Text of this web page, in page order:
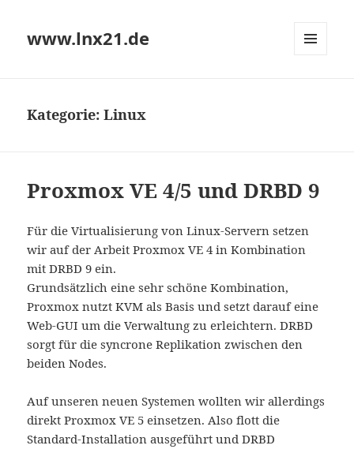
www.lnx21.de
Kategorie:Linux
Proxmox VE 4/5 und DRBD 9
Für die Virtualisierung von Linux-Servern setzen
wir auf der Arbeit Proxmox VE 4 in Kombination
mit DRBD 9 ein.
Grundsätzlich eine sehr schöne Kombination,
Proxmox nutzt KVM als Basis und setzt darauf eine
Web-GUI um die Verwaltung zu erleichtern. DRBD
sorgt für die syncrone Replikation zwischen den
beiden Nodes.
Auf unseren neuen Systemen wollten wir allerdings
direkt Proxmox VE 5 einsetzen. Also flott die
Standard-Installation ausgeführt und DRBD